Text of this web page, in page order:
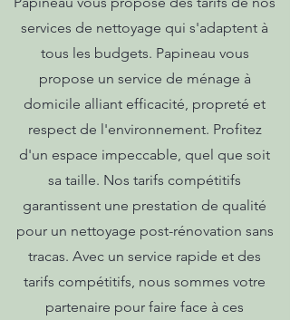
services de nettoyage qui s'adaptent à
tous les budgets. Papineau vous
propose un service de ménage à
domicile alliant efficacité, propreté et
respect de l'environnement. Profitez
d'un espace impeccable, quel que soit
sa taille. Nos tarifs compétitifs
garantissent une prestation de qualité
pour un nettoyage post-rénovation sans
tracas. Avec un service rapide et des
tarifs compétitifs, nous sommes votre
partenaire pour faire face à ces